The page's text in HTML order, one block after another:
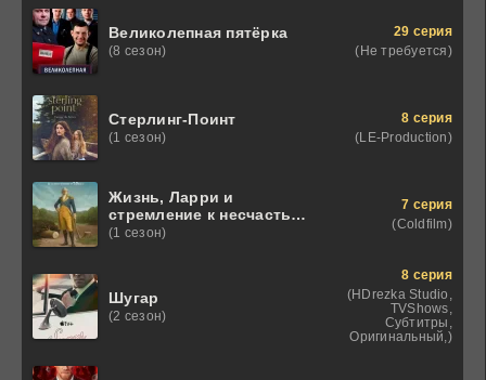
Великолепная пятёрка
(8 сезон)
29 серия
(Не требуется)
Стерлинг-Поинт
(1 сезон)
8 серия
(LE-Production)
Жизнь, Ларри и
стремление к несчастью:
Почти история Америки
(1 сезон)
7 серия
(Coldfilm)
Шугар
(2 сезон)
8 серия
(HDrezka Studio,
TVShows,
Субтитры,
Оригинальный,)